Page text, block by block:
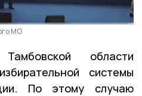
МО
области
системы
По этому случаю